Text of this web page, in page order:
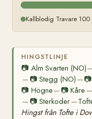
Kallblodig Travare 100
HINGSTLINJE
📷 Alm Svarten (NO)
— 📷Stegg (NO) —📷
📷 Högne— 📷Kåre —
— 📷Sterkoder—
Hingst från Tofte i